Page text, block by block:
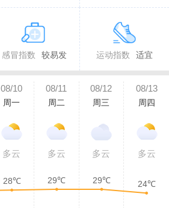
感冒指数 较易发 运动指数 适宜
08/10
周一
多云
08/11
周二
多云
08/12
周三
多云
08/13
周四
多云
28℃ 29℃ 29℃ 24℃